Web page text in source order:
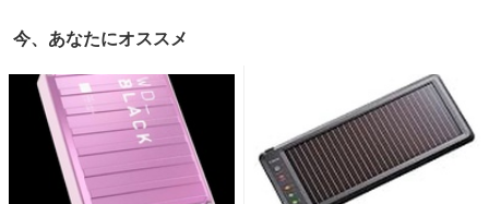
今、あなたにオススメ